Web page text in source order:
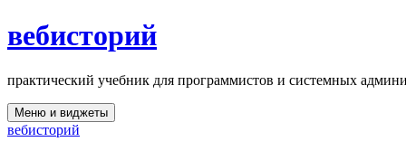
вебисторий
практический учебник для программистов и системных
Меню и виджеты
вебисторий